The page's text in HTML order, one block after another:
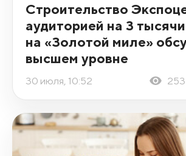
Строительство
аудиторией на 3
на «Золотой миле»
высшем уровне
30 июля, 10:52 253